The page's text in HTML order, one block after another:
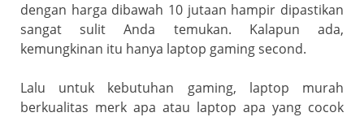
dengan harga dibawah 10 jutaan hampir dipastikan
sangat sulit Anda temukan. Kalapun ada,
kemungkinan itu hanya laptop gaming second.
Lalu untuk kebutuhan gaming, laptop murah
berkualitas merk apa atau laptop apa yang cocok